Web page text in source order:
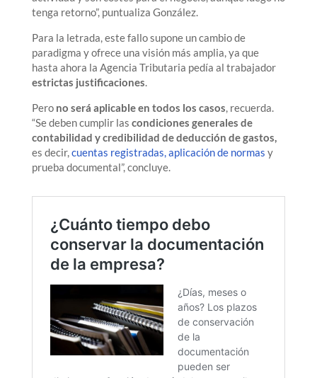
tenga retorno”, puntualiza González.
Para la letrada, este fallo supone un cambio de
paradigma y ofrece una visión más amplia, ya que
hasta ahora la Agencia Tributaria pedía al trabajador
estrictas justificaciones.
Pero no será aplicable en todos los casos, recuerda.
“Se deben cumplir las condiciones generales de
contabilidad y credibilidad de deducción de gastos,
es decir,cuentas registradas,aplicación de normas y
prueba documental”, concluye.